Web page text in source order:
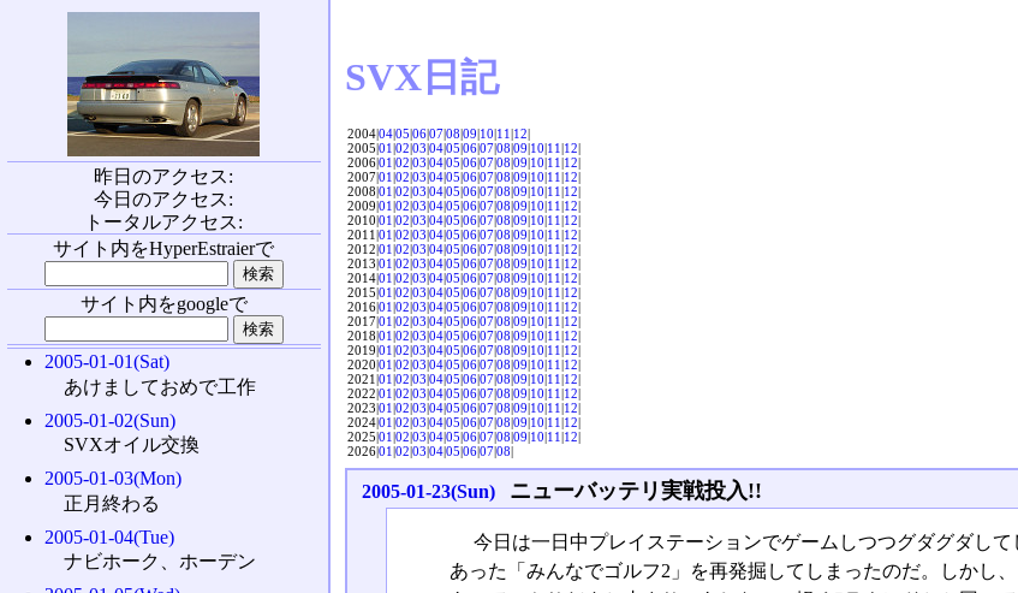
SVX日記
2004|04|05|06|07|08|09|10|11|12|
2005|01|02|03|04|05|06|07|08|09|10|11|12|
2006|01|02|03|04|05|06|07|08|09|10|11|12|
2007|01|02|03|04|05|06|07|08|09|10|11|12|
2008|01|02|03|04|05|06|07|08|09|10|11|12|
2009|01|02|03|04|05|06|07|08|09|10|11|12|
2010|01|02|03|04|05|06|07|08|09|10|11|12|
2011|01|02|03|04|05|06|07|08|09|10|11|12|
2012|01|02|03|04|05|06|07|08|09|10|11|12|
2013|01|02|03|04|05|06|07|08|09|10|11|12|
2014|01|02|03|04|05|06|07|08|09|10|11|12|
2015|01|02|03|04|05|06|07|08|09|10|11|12|
2016|01|02|03|04|05|06|07|08|09|10|11|12|
2017|01|02|03|04|05|06|07|08|09|10|11|12|
2018|01|02|03|04|05|06|07|08|09|10|11|12|
2019|01|02|03|04|05|06|07|08|09|10|11|12|
2020|01|02|03|04|05|06|07|08|09|10|11|12|
2021|01|02|03|04|05|06|07|08|09|10|11|12|
2022|01|02|03|04|05|06|07|08|09|10|11|12|
2023|01|02|03|04|05|06|07|08|09|10|11|12|
2024|01|02|03|04|05|06|07|08|09|10|11|12|
2025|01|02|03|04|05|06|07|08|09|10|11|12|
2026|01|02|03|04|05|06|07|08|
2005-01-23(Sun) ニューバッテリ実戦投入!!
今日は一日中プレイステーションでゲームしつつグダグダし
あった「みんなでゴルフ2」を再発掘してしまったのだ。しかし
昨日のアクセス:
今日のアクセス:
トータルアクセス:
サイト内をHyperEstraierで
サイト内をgoogleで
2005-01-01(Sat)
あけましておめで工作
2005-01-02(Sun)
SVXオイル交換
2005-01-03(Mon)
正月終わる
2005-01-04(Tue)
ナビホーク、ホーデン